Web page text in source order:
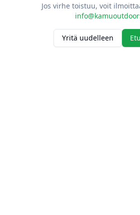
Jos virhe toistuu, voit
Yritä uudelleen